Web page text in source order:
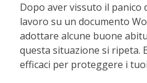
Dopo aver vissuto il panico
lavoro su un documento
adottare alcune buone
questa situazione si ripeta.
efficaci per proteggere i